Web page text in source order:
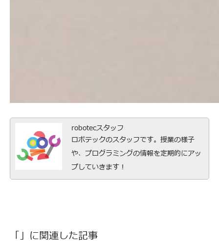
robotecスタッフ
ロボテックのスタッフです。授業の様子
や、プログラミングの情報を定期的にアッ
プしていきます！
「」に関連した記事